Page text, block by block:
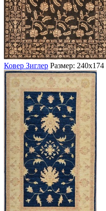
Ковер Зиглер Размер: 240х174